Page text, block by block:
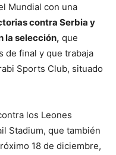
Mundial con una
contra Serbia y
la selección, que
de final y que trabaja
Sports Club, situado
los Leones
Stadium, que también
18 de diciembre,